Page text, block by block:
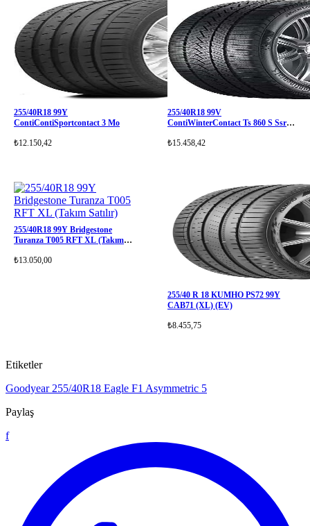
255/40R18 99Y
ContiContiSportcontact 3 Mo
₺12.150,42
255/40R18 99V
ContiWinterContact Ts 860 S Ssr *
₺15.458,42
255/40R18 99Y Bridgestone
Turanza T005 RFT XL (Takım
₺13.050,00
255/40 R 18 KUMHO PS72 99Y
CAB71 (XL) (EV)
₺8.455,75
Etiketler
Goodyear 255/40R18 Eagle F1 Asymmetric 5
Paylaş
f